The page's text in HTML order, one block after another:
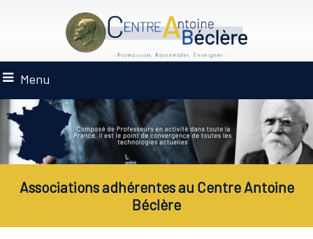
Menu
Associations adhérentes au Centre Antoine
Béclère